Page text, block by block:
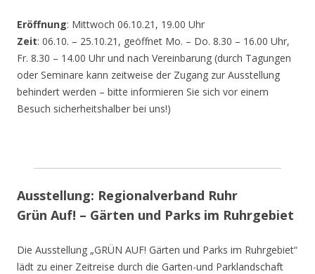
Eröffnung: Mittwoch 06.10.21, 19.00 Uhr
Zeit: 06.10. – 25.10.21, geöffnet Mo. – Do. 8.30 – 16.00 Uhr,
Fr. 8.30 – 14.00 Uhr und nach Vereinbarung (durch Tagungen
oder Seminare kann zeitweise der Zugang zur Ausstellung
behindert werden – bitte informieren Sie sich vor einem
Besuch sicherheitshalber bei uns!)
Ausstellung: Regionalverband Ruhr
Grün Auf! – Gärten und Parks im Ruhrgebiet
Die Ausstellung „GRÜN AUF! Gärten und Parks im Ruhrgebiet“
lädt zu einer Zeitreise durch die Garten-und Parklandschaft